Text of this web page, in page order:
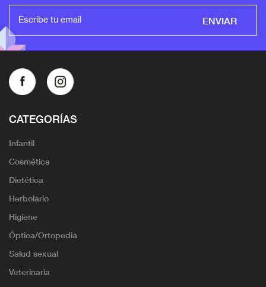
ENVIAR
CATEGORÍAS
Infantil
Cosmética
Dietética
Herbolario
Higiene
Óptica/Ortopedia
Salud sexual
Veterinaria